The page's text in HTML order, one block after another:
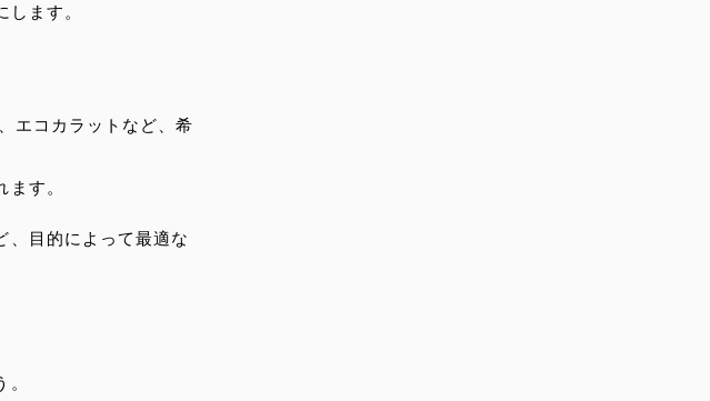
ます。
エコカラットなど、希
す。
、目的によって最適な